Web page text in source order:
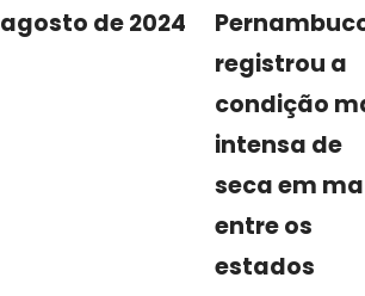
agosto de 2024
registrou a
condição
intensa de
seca em
entre os
estados